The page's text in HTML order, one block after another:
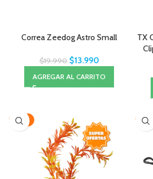
Correa Zeedog Astro Small
$19.990 $13.990
AGREGAR AL CARRITO
TX
-61% -